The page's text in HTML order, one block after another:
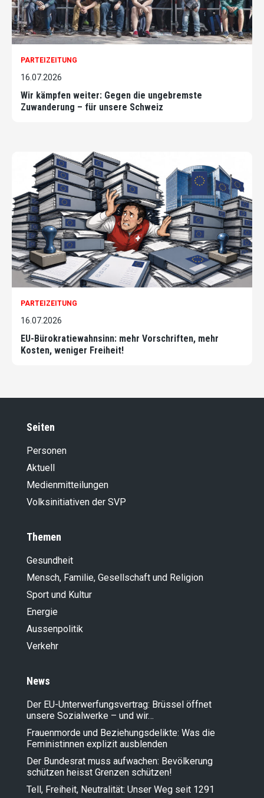
PARTEIZEITUNG
16.07.2026
Wir kämpfen weiter: Gegen die ungebremste
Zuwanderung – für unsere Schweiz
PARTEIZEITUNG
16.07.2026
EU-Bürokratiewahnsinn: mehr Vorschriften, mehr
Kosten, weniger Freiheit!
Seiten
Personen
Aktuell
Medienmitteilungen
Volksinitiativen der SVP
Themen
Gesundheit
Mensch, Familie, Gesellschaft und Religion
Sport und Kultur
Energie
Aussenpolitik
Verkehr
News
Der EU-Unterwerfungsvertrag: Brüssel öffnet
unsere Sozialwerke – und wir…
Frauenmorde und Beziehungsdelikte: Was die
Feministinnen explizit ausblenden
Der Bundesrat muss aufwachen: Bevölkerung
schützen heisst Grenzen schützen!
Tell, Freiheit, Neutralität: Unser Weg seit 1291